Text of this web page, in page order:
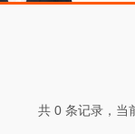
共 0 条记录，